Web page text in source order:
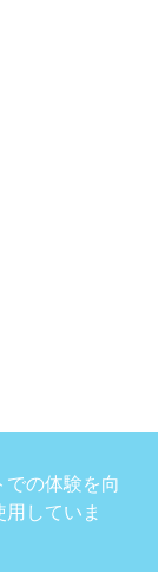
での体験を向
用していま